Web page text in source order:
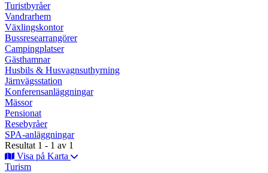
Turistbyråer
Vandrarhem
Växlingskontor
Bussresearrangörer
Campingplatser
Gästhamnar
Husbils & Husvagnsuthyrning
Järnvägsstation
Konferensanläggningar
Mässor
Pensionat
Resebyråer
SPA-anläggningar
Resultat 1 - 1 av 1
Visa på Karta
Turism